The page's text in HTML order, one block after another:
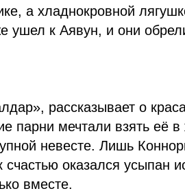
а хладнокровной
ушел к Аявун, и они
рассказывает о
парни мечтали взять её
невесте. Лишь
оказался усыпан
вместе.